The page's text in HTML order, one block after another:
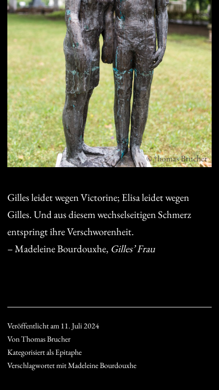
Gilles leidet wegen Victorine; Elisa leidet wegen
Gilles. Und aus diesem wechselseitigen Schmerz
entspringt ihre Verschworenheit.
– Madeleine Bourdouxhe, Gilles’ Frau
Veröffentlicht am11. Juli 2024
VonThomas Brucher
Kategorisiert alsEpitaphe
Verschlagwortet mitMadeleine Bourdouxhe